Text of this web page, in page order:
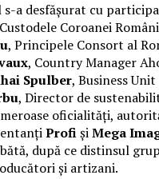
a desfășurat cu
Coroanei
, Principele Consort al
, Country Manager
Spulber, Business
, Director de
oficialități,
ProfișiMega
după ce distinsul
și artizani.